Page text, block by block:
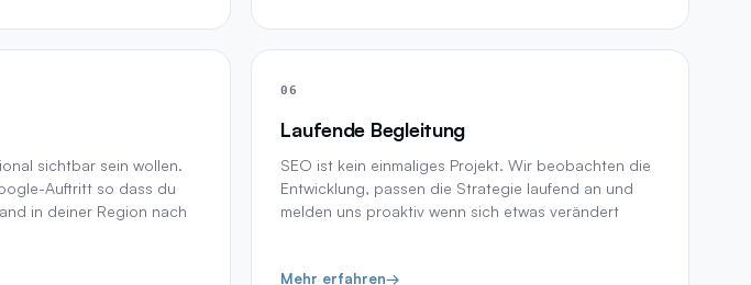
sichtbar sein wollen.
Auftritt so dass du
in deiner Region nach
06
Laufende Begleitung
SEO ist kein einmaliges Projekt. Wir beobachten die
Entwicklung, passen die Strategie laufend an und
melden uns proaktiv wenn sich etwas verändert
Mehr erfahren→